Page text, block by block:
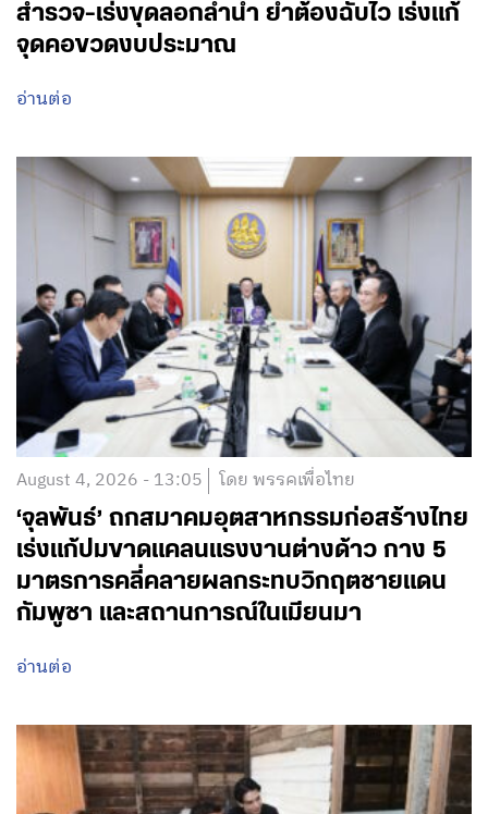
สำรวจ-เร่งขุดลอกลำน้ำ ย้ำต้องฉับไว เร่งแก้
จุดคอขวดงบประมาณ
อ่านต่อ
August 4, 2026 - 13:05 โดย พรรคเพื่อไทย
‘จุลพันธ์’ ถกสมาคมอุตสาหกรรมก่อสร้างไทย
เร่งแก้ปมขาดแคลนแรงงานต่างด้าว กาง 5
มาตรการคลี่คลายผลกระทบวิกฤตชายแดน
กัมพูชา และสถานการณ์ในเมียนมา
อ่านต่อ